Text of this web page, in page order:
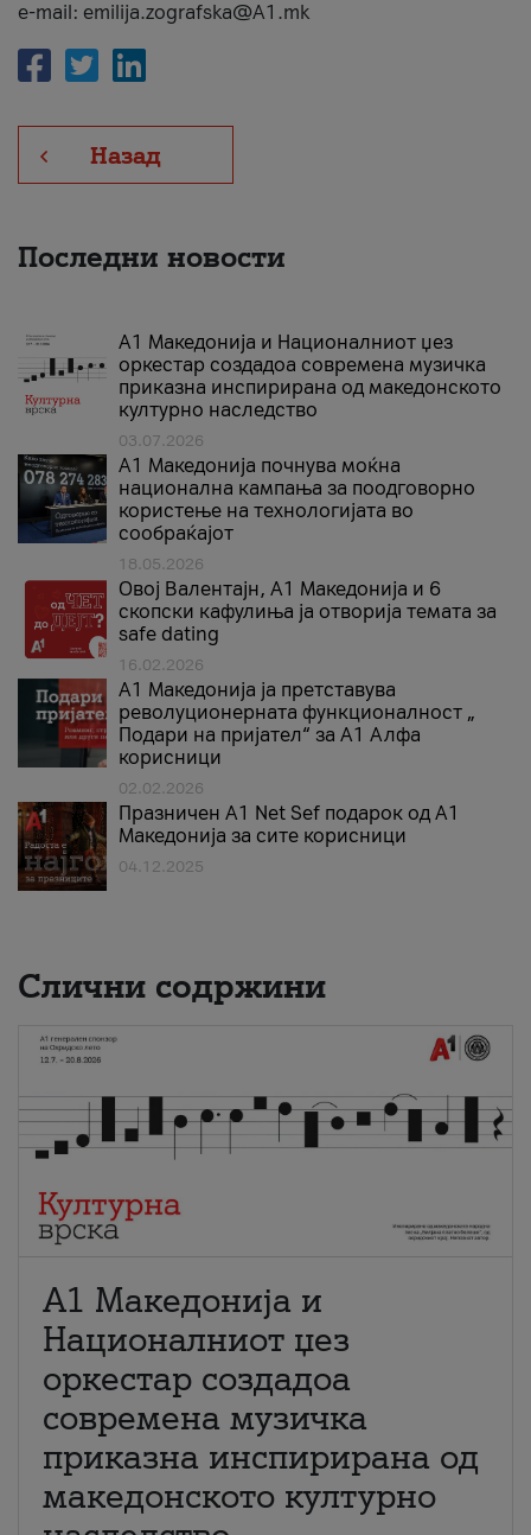
e-mail: emilija.zografska@A1.mk
Назад
Последни новости
А1 Македонија и Националниот џез
оркестар создадоа современа музичка
приказна инспирирана од македонското
културно наследство
03.07.2026
A1 Македонија почнува моќна
национална кампања за поодговорно
користење на технологијата во
сообраќајот
18.05.2026
Овој Валентајн, A1 Македонија и 6
скопски кафулиња ја отворија темата за
safe dating
16.02.2026
А1 Македонија ја претставува
револуционерната функционалност „
Подари на пријател“ за А1 Алфа
корисници
02.02.2026
Празничен A1 Net Sеf подарок од А1
Македонија за сите корисници
04.12.2025
Слични содржини
А1 Македонија и
Националниот џез
оркестар создадоа
современа музичка
приказна инспирирана од
македонското културно